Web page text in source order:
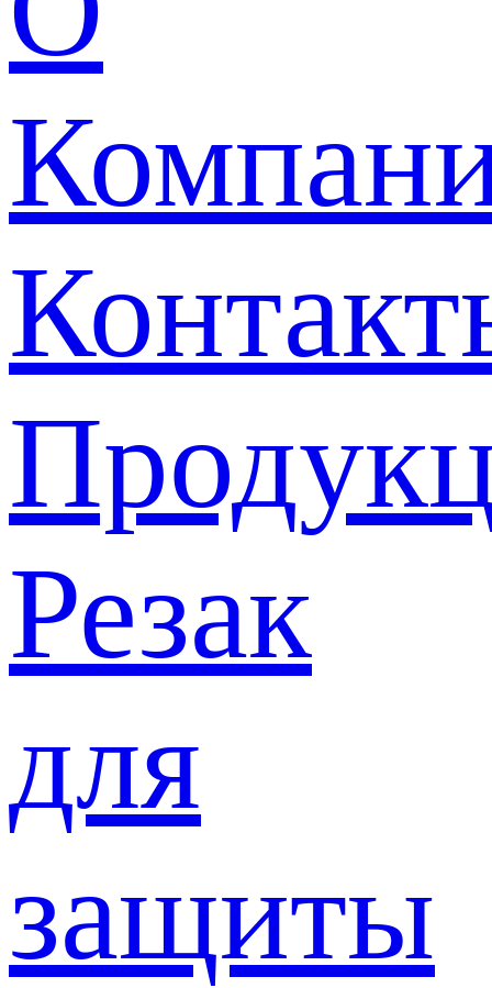
Резак
для
защиты